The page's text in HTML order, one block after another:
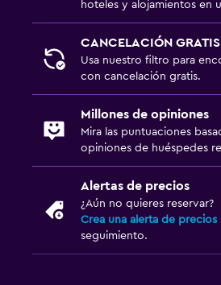
hoteles y alojamientos en
CANCELACIÓN GRATIS
Usa nuestro filtro para
con cancelación gratis.
Millones de opiniones
Mira las puntuaciones
opiniones de huéspedes
Alertas de precios
¿Aún no quieres reservar?
Crea una alerta de precios
seguimiento.